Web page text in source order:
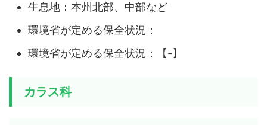
生息地：本州北部、中部など
環境省が定める保全状況：
環境省が定める保全状況：【-】
カラス科